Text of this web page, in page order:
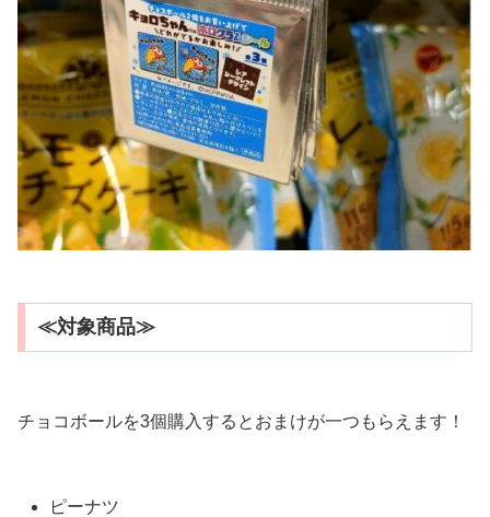
≪対象商品≫
チョコボールを3個購入するとおまけが一つもらえます！
ピーナツ